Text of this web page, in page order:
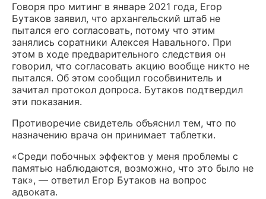
Говоря про митинг в январе 2021 года, Егор
Бутаков заявил, что архангельский штаб не
пытался его согласовать, потому что этим
занялись соратники Алексея Навального. При
этом в ходе предварительного следствия он
говорил, что согласовать акцию вообще никто не
пытался. Об этом сообщил гособвинитель и
зачитал протокол допроса. Бутаков подтвердил
эти показания.
Противоречие свидетель объяснил тем, что по
назначению врача он принимает таблетки.
«Среди побочных эффектов у меня проблемы с
памятью наблюдаются, возможно, что это было не
так», — ответил Егор Бутаков на вопрос
адвоката.